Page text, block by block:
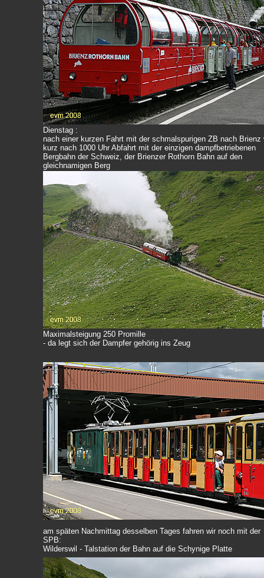
Dienstag :
nach einer kurzen Fahrt mit der schmalspurigen ZB nach Brienz
kurz nach 1000 Uhr Abfahrt mit der einzigen dampfbetriebenen
Bergbahn der Schweiz, der Brienzer Rothorn Bahn auf den
gleichnamigen Berg
Maximalsteigung 250 Promille
- da legt sich der Dampfer gehörig ins Zeug
am späten Nachmittag desselben Tages fahren wir noch mit der
SPB:
Wilderswil - Talstation der Bahn auf die Schynige Platte